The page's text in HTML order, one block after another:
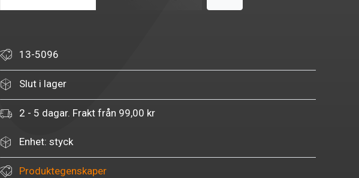
13-5096
Slut i lager
2 - 5 dagar. Frakt från 99,00 kr
Enhet: styck
Produktegenskaper